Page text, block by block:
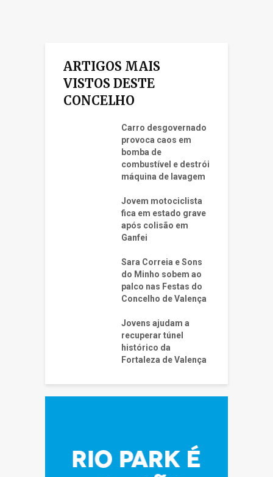
ARTIGOS MAIS
VISTOS DESTE
CONCELHO
Carro desgovernado
provoca caos em
bomba de
combustível e destrói
máquina de lavagem
Jovem motociclista
fica em estado grave
após colisão em
Ganfei
Sara Correia e Sons
do Minho sobem ao
palco nas Festas do
Concelho de Valença
Jovens ajudam a
recuperar túnel
histórico da
Fortaleza de Valença